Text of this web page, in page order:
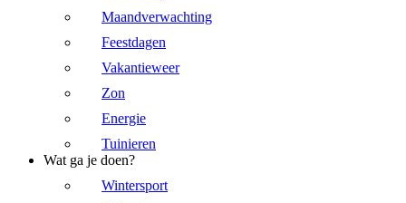
Maandverwachting
Feestdagen
Vakantieweer
Zon
Energie
Tuinieren
Wat ga je doen?
Wintersport